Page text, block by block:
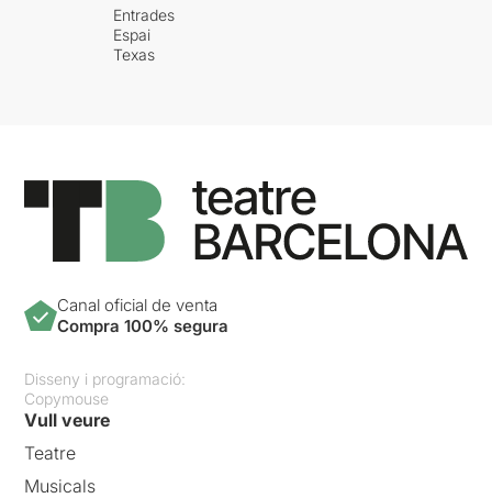
Entrades
Espai
Texas
Canal oficial de venta
Compra 100% segura
Disseny i programació:
Copymouse
Vull veure
Teatre
Musicals